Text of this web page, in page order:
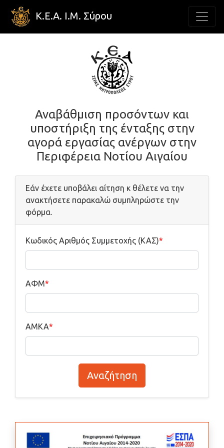
Κ.Ε.Α. Ι.Μ. Σύρου
Αναβάθμιση προσόντων και
υποστήριξη της ένταξης στην
αγορά εργασίας ανέργων στην
Περιφέρεια Νοτίου Αιγαίου
Εάν έχετε υποβάλει αίτηση κ θέλετε να την
ανακτήσετε παρακαλώ συμπληρώστε την
φόρμα.
Κωδικός Αριθμός Συμμετοχής (ΚΑΣ)
ΑΦΜ
ΑΜΚΑ
Αναζήτηση